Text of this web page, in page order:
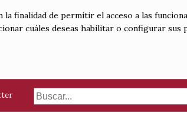
de permitir el acceso a las
cuáles deseas habilitar o configurar